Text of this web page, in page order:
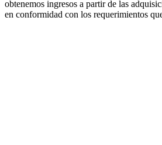
obtenemos ingresos a partir de las
en conformidad con los requerimientos